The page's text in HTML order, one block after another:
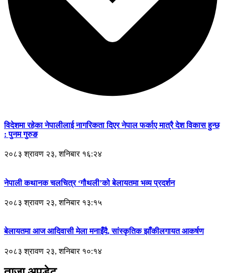
विदेशमा रहेका नेपालीलाई नागरिकता दिएर नेपाल फर्काए मात्रै देश विकास हुन्छ
: पुनम गुरुङ
२०८३ श्रावण २३, शनिबार १६:२४
नेपाली कथानक चलचित्र ‘गौथली’को बेलायतमा भव्य प्रदर्शन
२०८३ श्रावण २३, शनिबार १३:१५
बेलायतमा आज आदिवासी मेला मनाइँदै, सांस्कृतिक झाँकीलगायत आकर्षण
२०८३ श्रावण २३, शनिबार १०:१४